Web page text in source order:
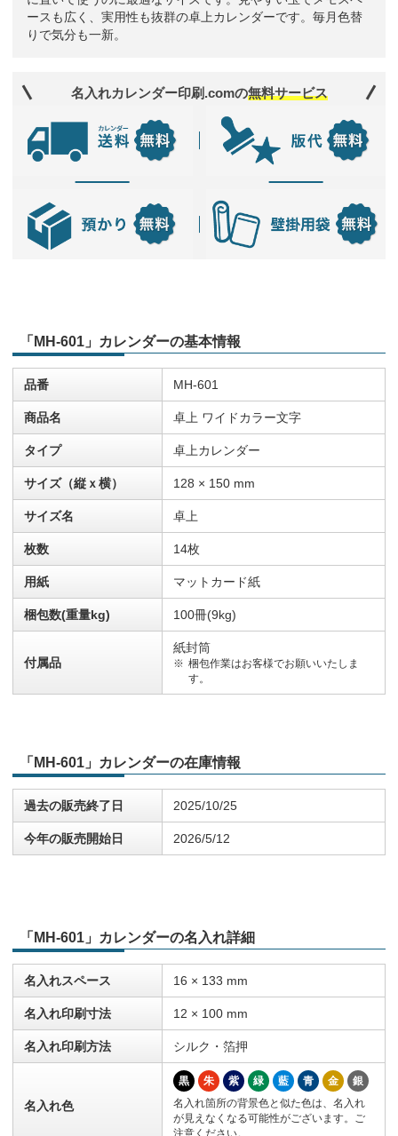
ースも広く、実用性も抜群の卓上カレンダーです。毎月色替
りで気分も一新。
名入れカレンダー印刷.comの無料サービス
「MH-601」カレンダーの基本情報
品番 MH-601
商品名 卓上 ワイドカラー文字
タイプ 卓上カレンダー
サイズ（縦ｘ横） 128 × 150 mm
サイズ名 卓上
枚数 14枚
用紙 マットカード紙
梱包数(重量kg) 100冊(9kg)
付属品
紙封筒
梱包作業はお客様でお願いいたしま
す。
「MH-601」カレンダーの在庫情報
過去の販売終了日 2025/10/25
今年の販売開始日 2026/5/12
「MH-601」カレンダーの名入れ詳細
名入れスペース 16 × 133 mm
名入れ印刷寸法 12 × 100 mm
名入れ印刷方法 シルク・箔押
名入れ色
黒 朱 紫 緑 藍 青 金
銀
名入れ箇所の背景色と似た色は、名入れ
が見えなくなる可能性がございます。ご